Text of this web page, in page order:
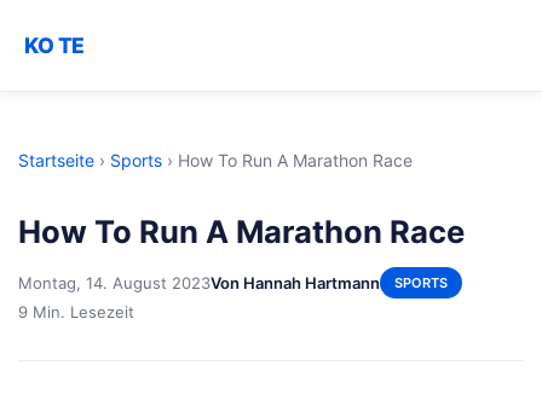
KO TE
Startseite › Sports › How To Run A Marathon Race
How To Run A Marathon Race
Montag, 14. August 2023Von Hannah Hartmann SPORTS
9 Min. Lesezeit